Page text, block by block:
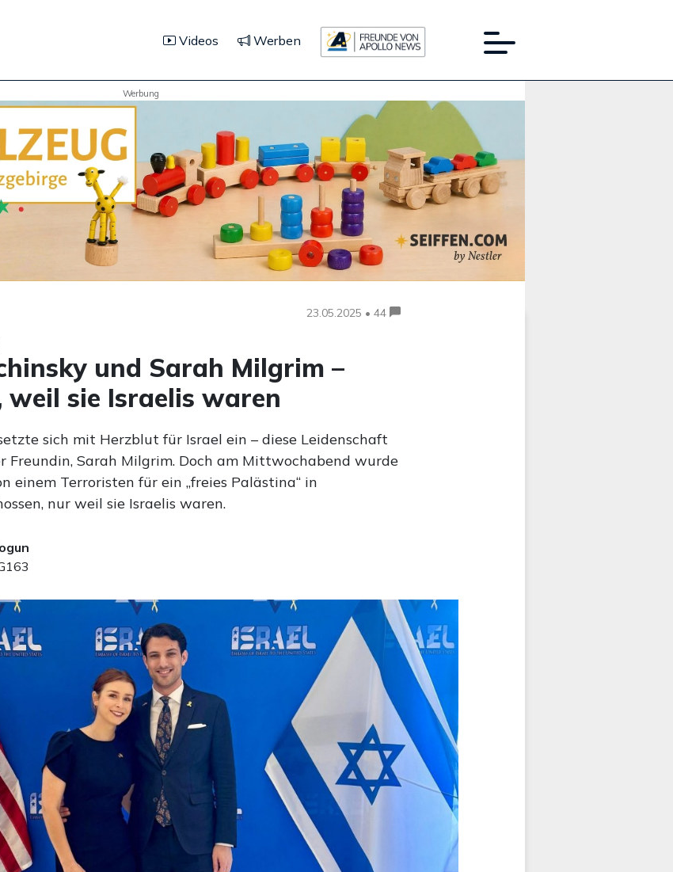
Videos Werben
Werbung
23.05.2025 • 44
und Sarah Milgrim –
weil sie Israelis waren
sich mit Herzblut für Israel ein – diese Leidenschaft
Freundin, Sarah Milgrim. Doch am Mittwochabend wurde
einem Terroristen für ein „freies Palästina“ in
nur weil sie Israelis waren.